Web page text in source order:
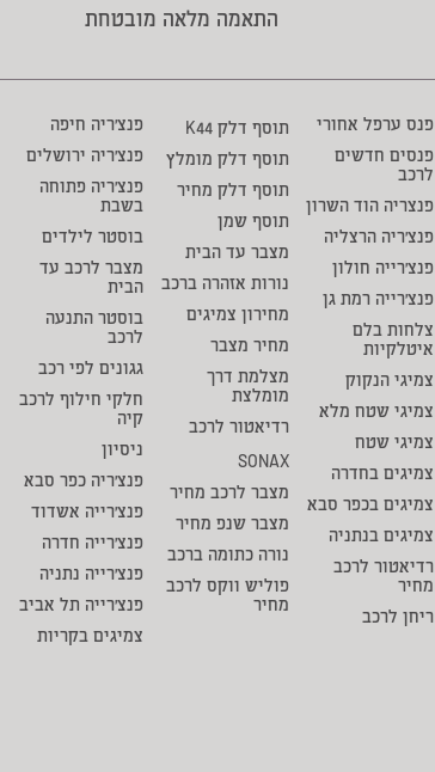
התאמה מלאה מובטחת
פנס ערפל אחורי
פנסים חדשים
לרכב
פנצריה הוד השרון
פנצ'ריה הרצליה
פנצ'רייה חולון
פנצ'רייה רמת גן
צלחות בלם
איטלקיות
צמיגי הנקוק
צמיגי שטח מלא
צמיגי שטח
צמיגים בחדרה
צמיגים בכפר סבא
צמיגים בנתניה
רדיאטור לרכב
מחיר
ריחן לרכב
תוסף דלק K44
תוסף דלק מומלץ
תוסף דלק מחיר
תוסף שמן
מצבר עד הבית
נורות אזהרה ברכב
מחירון צמיגים
מחיר מצבר
מצלמת דרך
מומלצת
רדיאטור לרכב
SONAX
מצבר לרכב מחיר
מצבר שנפ מחיר
נורה כתומה ברכב
פוליש ווקס לרכב
מחיר
פנצ'ריה חיפה
פנצ'ריה ירושלים
פנצ'ריה פתוחה
בשבת
בוסטר לילדים
מצבר לרכב עד
הבית
בוסטר התנעה
לרכב
גגונים לפי רכב
חלקי חילוף לרכב
קיה
ניסיון
פנצ'ריה כפר סבא
פנצ'רייה אשדוד
פנצ'רייה חדרה
פנצ'רייה נתניה
פנצ'רייה תל אביב
צמיגים בקריות